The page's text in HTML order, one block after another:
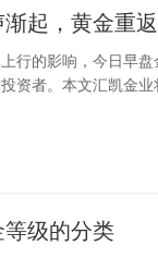
起，黄金重
行的影响，今日早
资者。本文汇凯金
级的分类